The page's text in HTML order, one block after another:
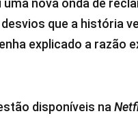
uma nova onda de
que a história
explicado a razão
disponíveis na